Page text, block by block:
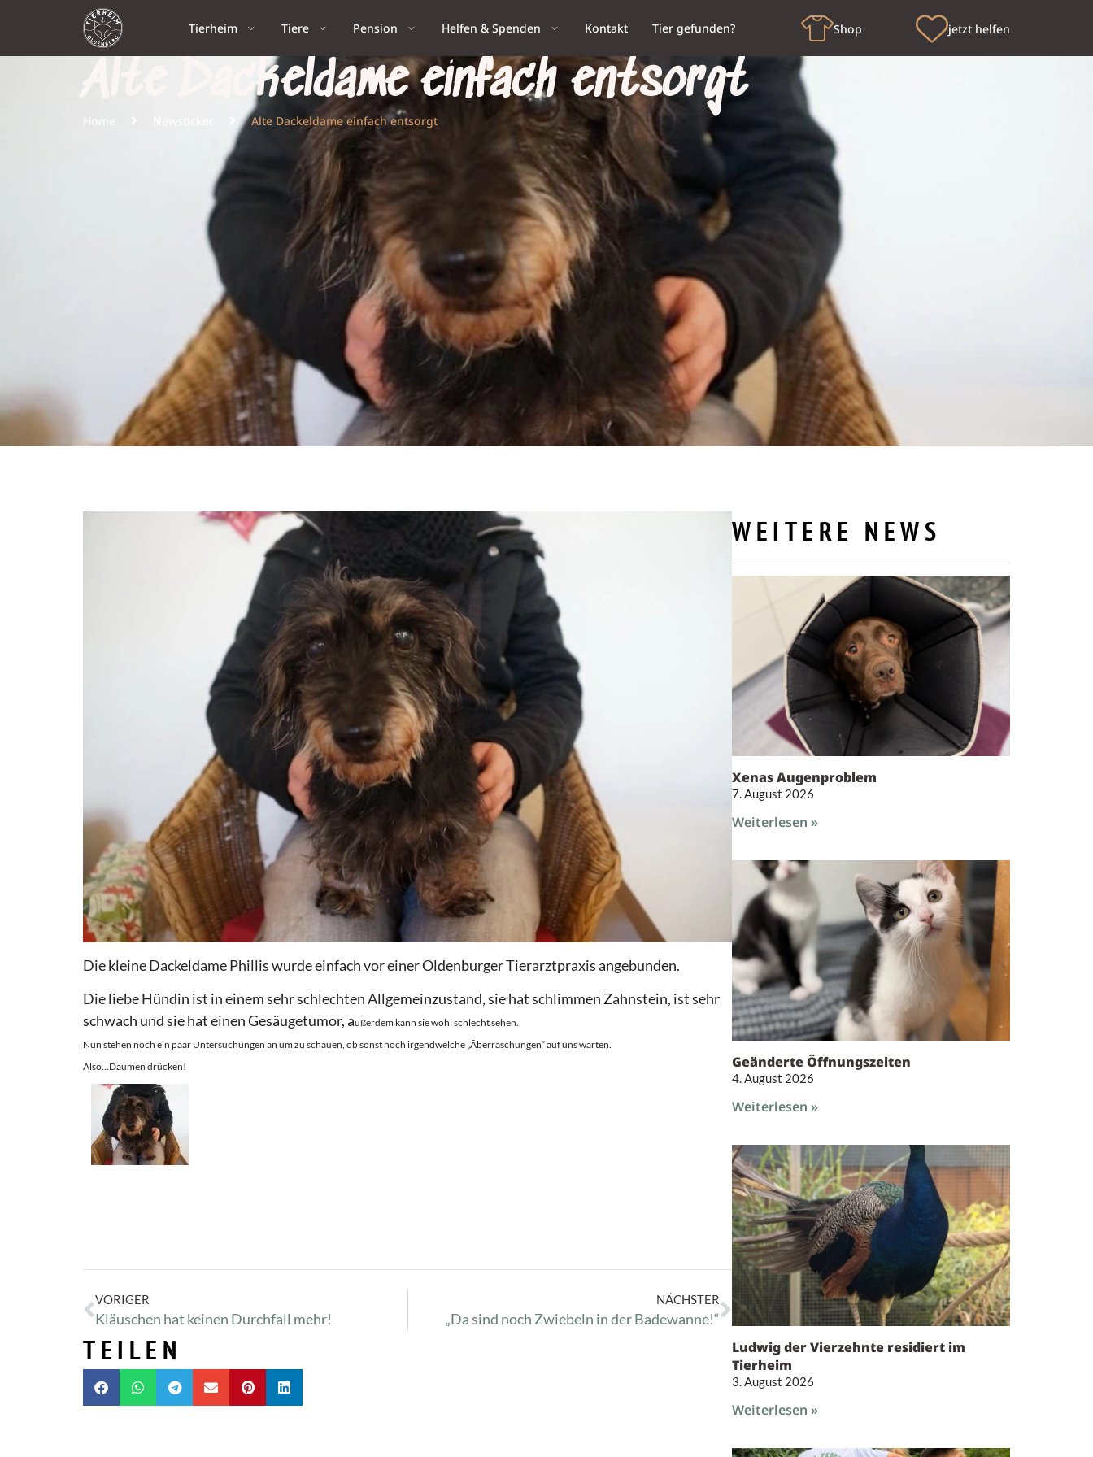
Tierheim Tiere Pension Helfen & Spenden Kontakt Tier gefunden? Shop jetzt helfen
Alte Dackeldame einfach entsorgt
Home Alte Dackeldame einfach entsorgt
Die kleine Dackeldame Phillis wurde einfach vor einer Oldenburger Tierarztpraxis angebunden.
Die liebe Hündin ist in einem sehr schlechten Allgemeinzustand, sie hat schlimmen Zahnstein, ist sehr
schwach und sie hat einen Gesäugetumor, außerdem kann sie wohl schlecht sehen.
Nun stehen noch ein paar Untersuchungen an um zu schauen, ob sonst noch irgendwelche „Ãberraschungen“ auf uns warten.
Also…Daumen drücken!
VORIGER
Kläuschen hat keinen Durchfall mehr!
NÄCHSTER
„Da sind noch Zwiebeln in der Badewanne!“
TEILEN
WEITERE NEWS
Xenas Augenproblem
7. August 2026
Weiterlesen »
Geänderte Öffnungszeiten
4. August 2026
Weiterlesen »
Ludwig der Vierzehnte residiert im
Tierheim
3. August 2026
Weiterlesen »